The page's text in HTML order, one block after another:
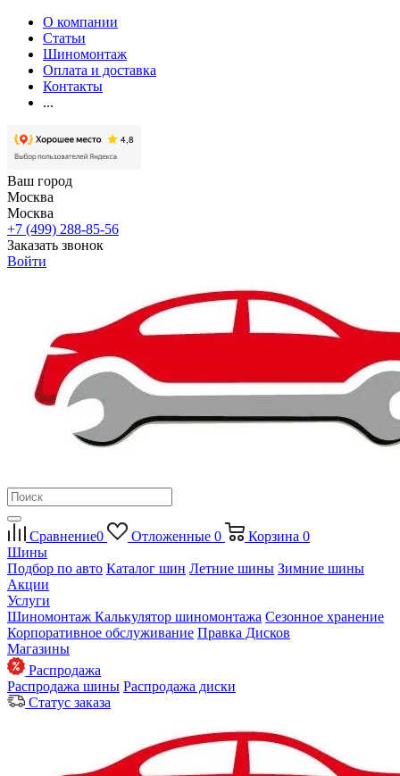
О компании
Статьи
Шиномонтаж
Оплата и доставка
Контакты
...
Ваш город
Москва
Москва
+7 (499) 288-85-56
Заказать звонок
Войти
Сравнение0 Отложенные 0 Корзина 0
Шины
Подбор по авто Каталог шин Летние шины Зимние шины
Акции
Услуги
Шиномонтаж Калькулятор шиномонтажа Сезонное хранение
Корпоративное обслуживание Правка Дисков
Магазины
Распродажа
Распродажа шины Распродажа диски
Статус заказа